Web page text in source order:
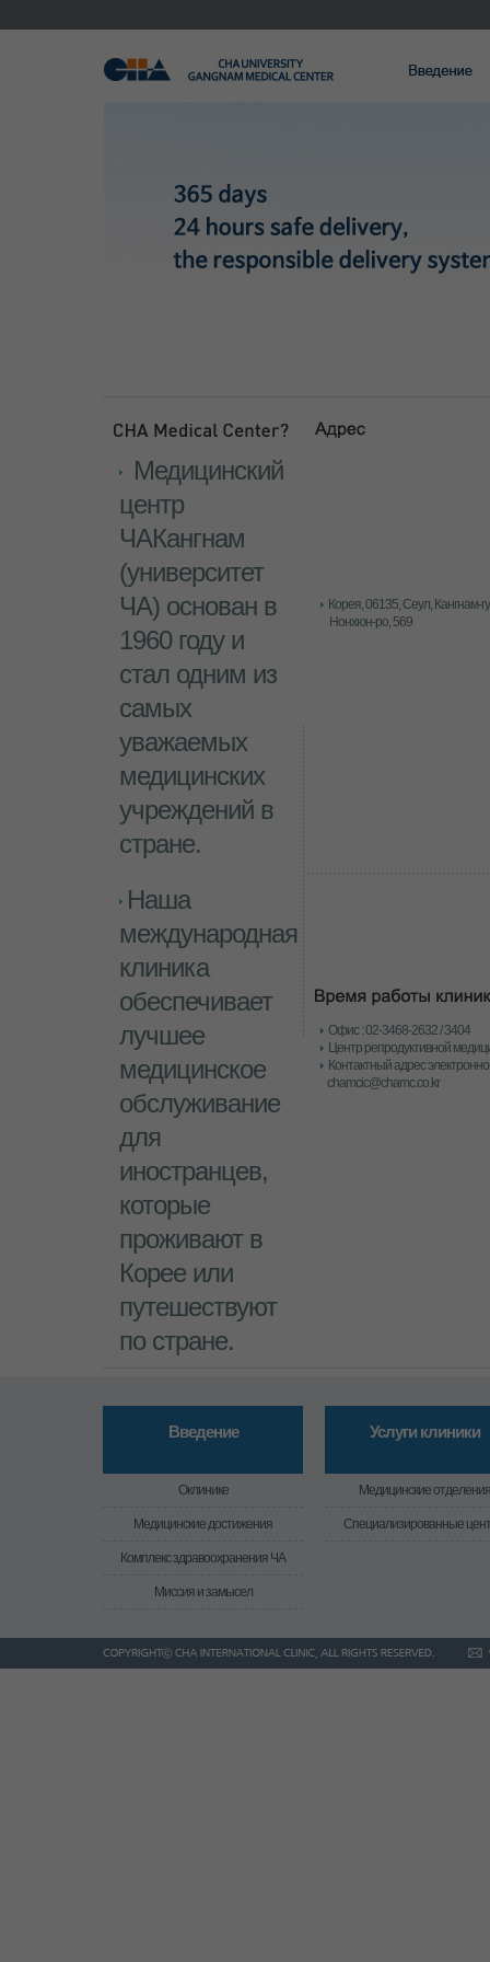
Медицинский
центр
ЧАКангнам
(университет
ЧА) основан в
1960 году и
стал одним из
самых
уважаемых
медицинских
учреждений в
стране.
Наша
международная
клиника
обеспечивает
лучшее
медицинское
обслуживание
для
иностранцев,
которые
проживают в
Корее или
путешествуют
по стране.
Корея, 06135, Сеул, Кангнам-гу,
Нонхюн-ро, 569
Офис : 02-3468-2632 / 3404
Центр репродуктивной
Контактный адрес
chamcic@chamc.co.kr
Введение
Оклинике
Медицинские достижения
Комплекс здравоохранения ЧА
Миссия и замысел
Услуги клиники
Медицинские отделения
Специализированные